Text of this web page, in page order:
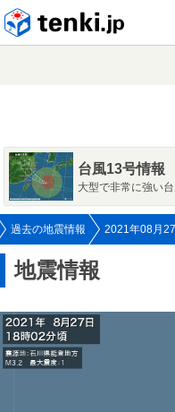
台風13号情報
大型で非常に強い
過去の地震情報 2021年08月
地震情報